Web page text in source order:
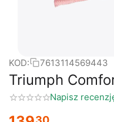
KOD: 7613114569443
Triumph
Napisz